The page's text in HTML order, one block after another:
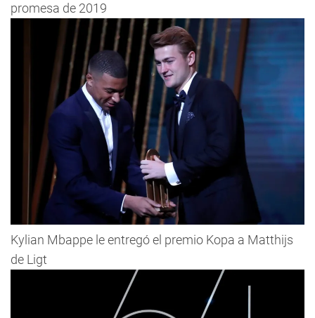
promesa de 2019
Kylian Mbappe le entregó el premio Kopa a Matthijs
de Ligt